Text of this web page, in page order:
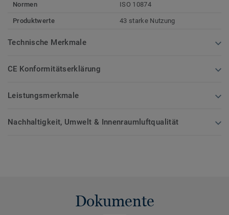
Normen
ISO 10874
Produktwerte 43 starke Nutzung
Technische Merkmale
CE Konformitätserklärung
Leistungsmerkmale
Nachhaltigkeit, Umwelt & Innenraumluftqualität
Dokumente